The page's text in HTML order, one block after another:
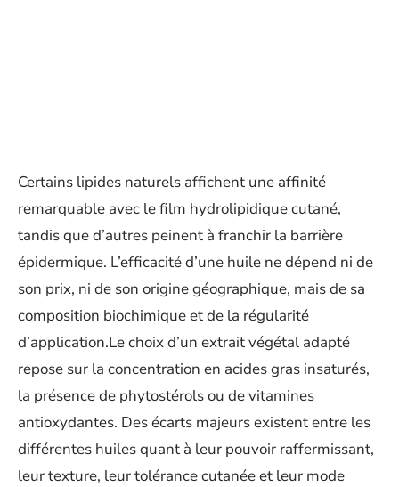
Certains lipides naturels affichent une affinité
remarquable avec le film hydrolipidique cutané,
tandis que d’autres peinent à franchir la barrière
épidermique. L’efficacité d’une huile ne dépend ni de
son prix, ni de son origine géographique, mais de sa
composition biochimique et de la régularité
d’application.Le choix d’un extrait végétal adapté
repose sur la concentration en acides gras insaturés,
la présence de phytostérols ou de vitamines
antioxydantes. Des écarts majeurs existent entre les
différentes huiles quant à leur pouvoir raffermissant,
leur texture, leur tolérance cutanée et leur mode